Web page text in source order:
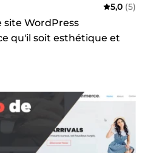
5,0 (5)
site WordPress
qu'il soit esthétique et